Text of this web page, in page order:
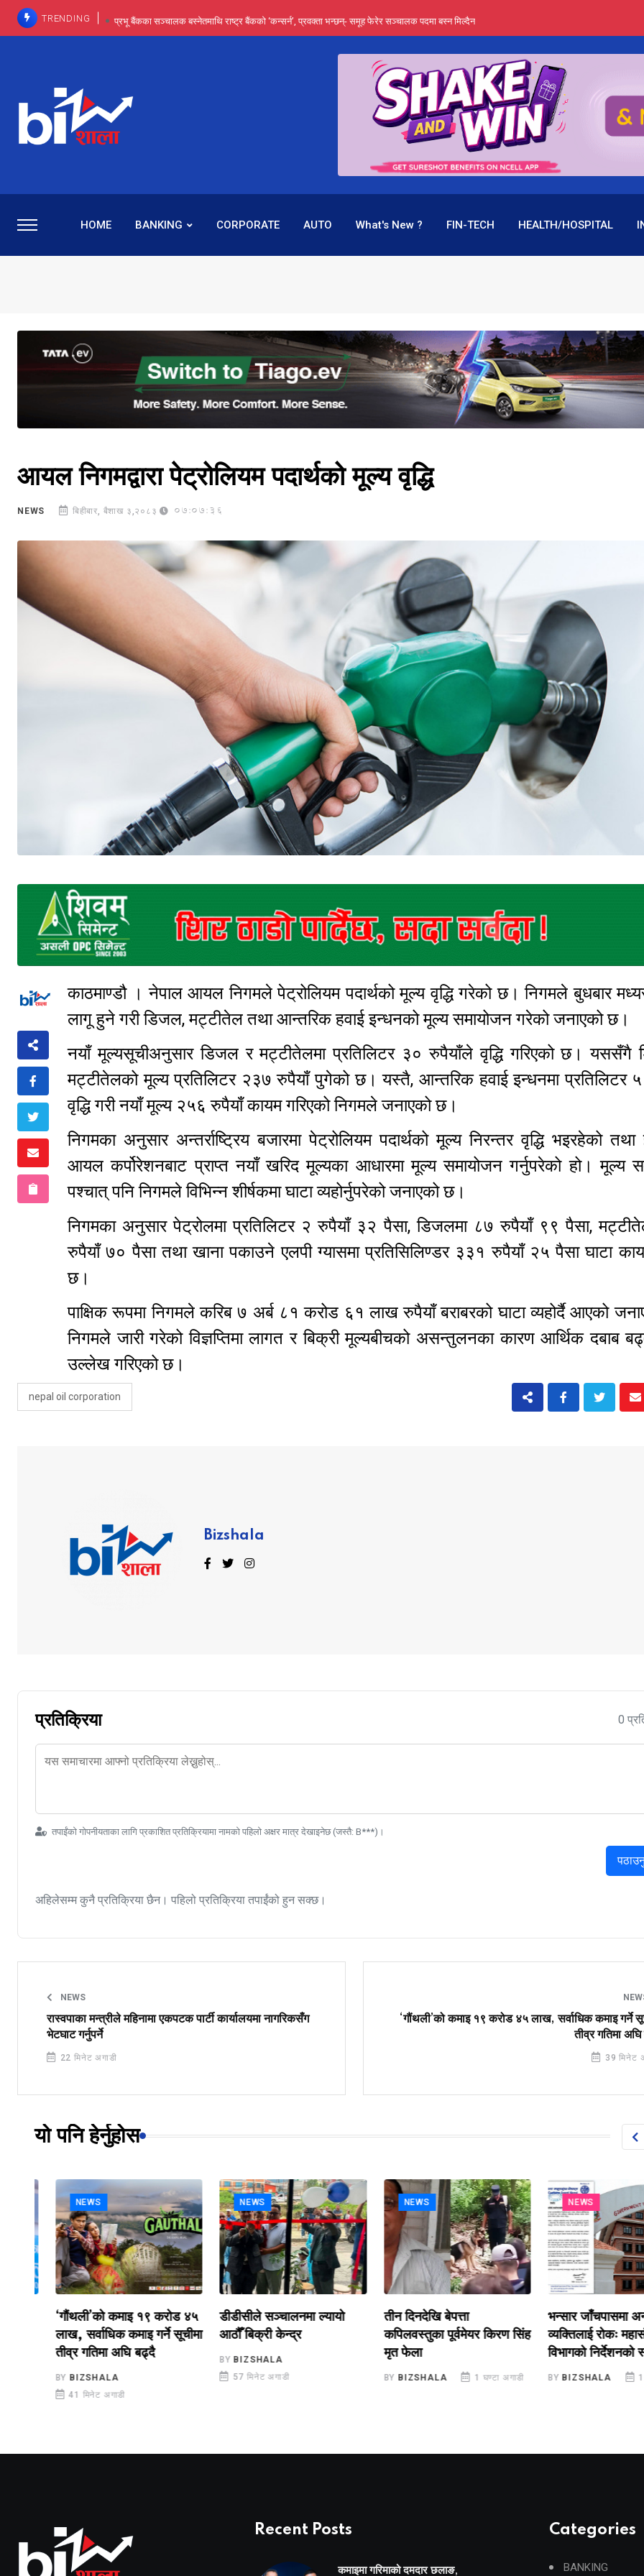
TRENDING प्रभू बैंकका सञ्चालक बस्नेतमाथि राष्ट्र बैंकको ‘कन्सर्न’, प्रवक्ता भन्छन्- समूह फेरेर सञ्चालक पदमा बस्न मिल्दैन
प्रभू बैंकमा सेञ्चुरीबाट आएका कर्मचारीमाथि हदैसम्मको विभेदः एउटै पदमा दुई थरि तलब, वर्षमै ९२ हजार घाटा !
कमाइमा गरिमाको दमदार छलाङ, सेयरधनीलाई २० प्रतिशत लाभांश दिने क्षमता
प्रभु बैंकमा रमिता : सर्वसाधारणबाट छिरेका बस्नेत संस्थापक बनेर निरन्तर, राष्ट्र बैंक किन मौन ?
HOME BANKING CORPORATE AUTO What's New ? FIN-TECH HEALTH/HOSPITAL
आयल निगमद्वारा पेट्रोलियम पदार्थको मूल्य वृद्धि
NEWS बिहीबार, बैशाख ३,२०८३ 07:07:36
काठमाण्डौ । नेपाल आयल निगमले पेट्रोलियम पदार्थको मूल्य वृद्धि गरेको छ। निगमले बुधबार
लागू हुने गरी डिजल, मट्टीतेल तथा आन्तरिक हवाई इन्धनको मूल्य समायोजन गरेको जनाएको छ।
नयाँ मूल्यसूचीअनुसार डिजल र मट्टीतेलमा प्रतिलिटर ३० रुपैयाँले वृद्धि गरिएको छ। यससँगै
मट्टीतेलको मूल्य प्रतिलिटर २३७ रुपैयाँ पुगेको छ। यस्तै, आन्तरिक हवाई इन्धनमा प्रतिलिटर
वृद्धि गरी नयाँ मूल्य २५६ रुपैयाँ कायम गरिएको निगमले जनाएको छ।
निगमका अनुसार अन्तर्राष्ट्रिय बजारमा पेट्रोलियम पदार्थको मूल्य निरन्तर वृद्धि भइरहेको तथा
आयल कर्पोरेशनबाट प्राप्त नयाँ खरिद मूल्यका आधारमा मूल्य समायोजन गर्नुपरेको हो। मूल्य
पश्चात् पनि निगमले विभिन्न शीर्षकमा घाटा व्यहोर्नुपरेको जनाएको छ।
निगमका अनुसार पेट्रोलमा प्रतिलिटर २ रुपैयाँ ३२ पैसा, डिजलमा ८७ रुपैयाँ ९९ पैसा,
रुपैयाँ ७० पैसा तथा खाना पकाउने एलपी ग्यासमा प्रतिसिलिण्डर ३३१ रुपैयाँ २५ पैसा घाटा
छ।
पाक्षिक रूपमा निगमले करिब ७ अर्ब ८१ करोड ६१ लाख रुपैयाँ बराबरको घाटा व्यहोर्दै आएको
निगमले जारी गरेको विज्ञप्तिमा लागत र बिक्री मूल्यबीचको असन्तुलनका कारण आर्थिक दबाब
उल्लेख गरिएको छ।
nepal oil corporation
Bizshala
प्रतिक्रिया 0
तपाईंको गोपनीयताका लागि प्रकाशित प्रतिक्रियामा नामको पहिलो अक्षर मात्र देखाइनेछ (जस्तै: B***)।
अहिलेसम्म कुनै प्रतिक्रिया छैन। पहिलो प्रतिक्रिया तपाईंको हुन सक्छ।
NEWS
रास्वपाका मन्त्रीले महिनामा एकपटक पार्टी कार्यालयमा नागरिकसँग
भेटघाट गर्नुपर्ने
22 मिनेट अगाडी
‘गौंथली’को कमाइ १९ करोड ४५ लाख, सर्वाधिक कमाइ गर्ने
तीव्र गतिमा
39 मिनेट
यो पनि हेर्नुहोस
NEWS
‘गौंथली’को कमाइ १९ करोड ४५
लाख, सर्वाधिक कमाइ गर्ने सूचीमा
तीव्र गतिमा अघि बढ्दै
BIZSHALA
41 मिनेट अगाडी
NEWS
डीडीसीले सञ्चालनमा ल्यायो
आठौँ बिक्री केन्द्र
BIZSHALA
57 मिनेट अगाडी
NEWS
तीन दिनदेखि बेपत्ता
कपिलवस्तुका पूर्वमेयर किरण सिंह
मृत फेला
BIZSHALA 1 घण्टा अगाडी
NEWS
भन्सार जाँचपासमा
व्यक्तिलाई रोकः महासंघले
विभागको निर्देशनको
BIZSHALA 1
Recent Posts
कमाइमा गरिमाको दमदार छलाङ,
Categories
BANKING